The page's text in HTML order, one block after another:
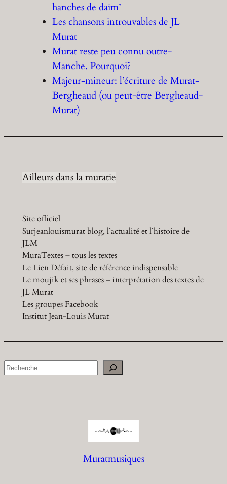
hanches de daim’
Les chansons introuvables de JL
Murat
Murat reste peu connu outre-
Manche. Pourquoi?
Majeur-mineur: l’écriture de Murat-
Bergheaud (ou peut-être Bergheaud-
Murat)
Ailleurs dans la muratie
Site officiel
Surjeanlouismurat blog, l’actualité et l’histoire de
JLM
MuraTextes – tous les textes
Le Lien Défait, site de référence indispensable
Le moujik et ses phrases – interprétation des textes de
JL Murat
Les groupes Facebook
Institut Jean-Louis Murat
S
Muratmusiques